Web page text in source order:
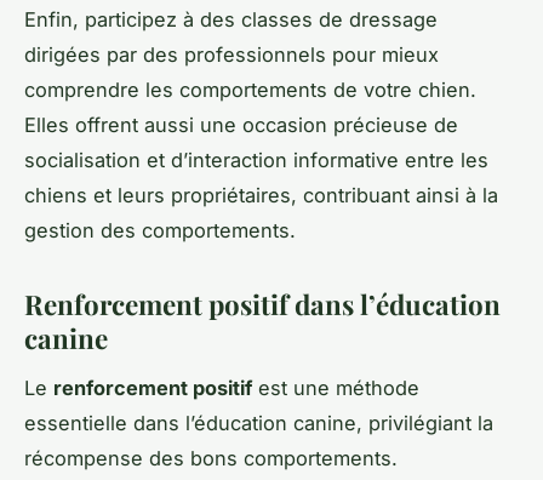
Enfin, participez à des classes de dressage
dirigées par des professionnels pour mieux
comprendre les comportements de votre chien.
Elles offrent aussi une occasion précieuse de
socialisation et d’interaction informative entre les
chiens et leurs propriétaires, contribuant ainsi à la
gestion des comportements.
Renforcement positif dans l’éducation
canine
Le renforcement positifest une méthode
essentielle dans l’éducation canine, privilégiant la
récompense des bons comportements.